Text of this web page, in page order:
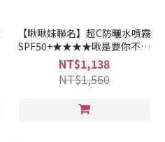
【啾啾妹聯名】超C防曬水噴霧
SPF50+★★★★啾是要你不怕
曬
NT$1,138
NT$1,560